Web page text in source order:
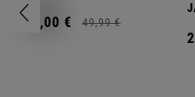
11,00 € 49,99 €